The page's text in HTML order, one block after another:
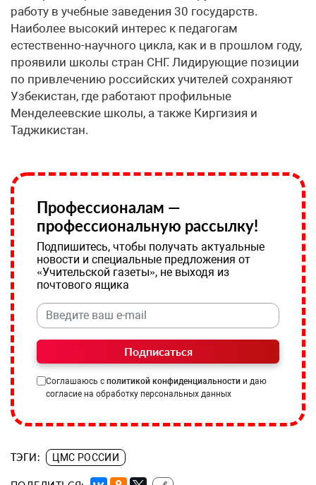
работу в учебные заведения 30 государств.
Наиболее высокий интерес к педагогам
естественно-научного цикла, как и в прошлом году,
проявили школы стран СНГ. Лидирующие позиции
по привлечению российских учителей сохраняют
Узбекистан, где работают профильные
Менделеевские школы, а также Киргизия и
Таджикистан.
Профессионалам —
профессиональную рассылку!
Подпишитесь, чтобы получать актуальные
новости и специальные предложения от
«Учительской газеты», не выходя из
почтового ящика
Подписаться
Соглашаюсь с политикой конфиденциальности и даю
согласие на обработку персональных данных
ТЭГИ: ЦМС РОССИИ